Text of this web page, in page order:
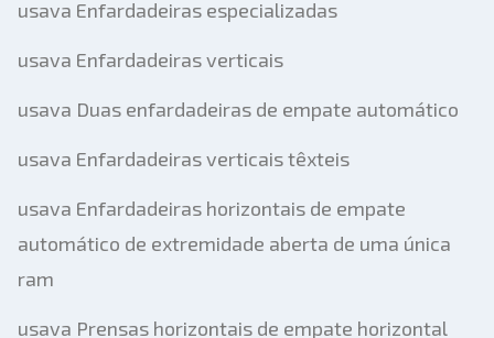
usava Enfardadeiras especializadas
usava Enfardadeiras verticais
usava Duas enfardadeiras de empate automático
usava Enfardadeiras verticais têxteis
usava Enfardadeiras horizontais de empate
automático de extremidade aberta de uma única
ram
usava Prensas horizontais de empate horizontal